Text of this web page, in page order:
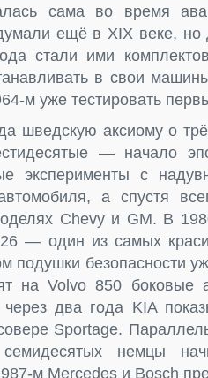
сама во время
ещё в XIX веке,
стали ими
в свои
м уже тестировать
шведскую аксиому о
— начало
эксперименты с
а спустя
Chevy и GM. В
— один из самых
подушки безопасности
на Volvo 850 боковые
два года KIA
Sportage.
немцы
м Mercedes и Bosch